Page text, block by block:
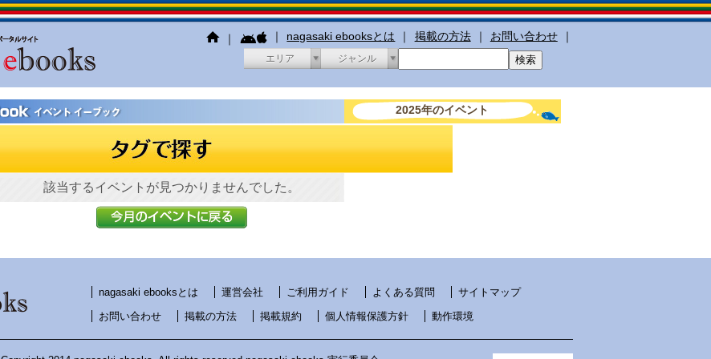
｜ ｜ nagasaki ebooksとは ｜ 掲載の方法 ｜ お問い合わせ ｜
エリア ジャンル
2025年のイベント
該当するイベントが見つかりませんでした。
nagasaki ebooksとは 運営会社 ご利用ガイド よくある質問
サイトマップ
お問い合わせ
掲載の方法 掲載規約 個人情報保護方針 動作環境